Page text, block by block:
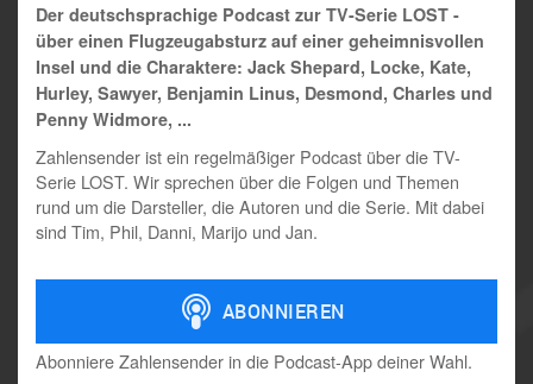
Der deutschsprachige Podcast zur TV-Serie LOST -
über einen Flugzeugabsturz auf einer geheimnisvollen
Insel und die Charaktere: Jack Shepard, Locke, Kate,
Hurley, Sawyer, Benjamin Linus, Desmond, Charles und
Penny Widmore, ...
Zahlensender ist ein regelmäßiger Podcast über die TV-
Serie LOST. Wir sprechen über die Folgen und Themen
rund um die Darsteller, die Autoren und die Serie. Mit dabei
sind Tim, Phil, Danni, Marijo und Jan.
Abonniere Zahlensender in die Podcast-App deiner Wahl.